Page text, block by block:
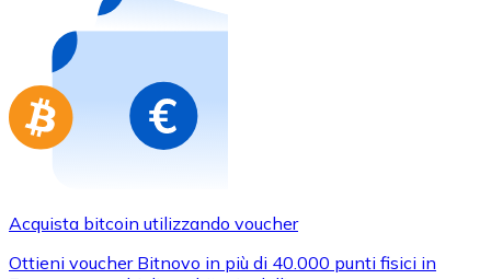
Acquista gift card dei tuoi marchi preferiti con
Vai al negozio di carte regalo
Acquista bitcoin utilizzando voucher
Ottieni voucher Bitnovo in più di 40.000 punti fisici in